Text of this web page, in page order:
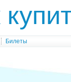
Билеты